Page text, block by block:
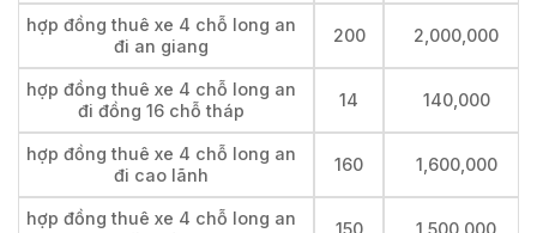
hợp đồng thuê xe 4 chỗ long an
đi an giang
200 2,000,000
hợp đồng thuê xe 4 chỗ long an
đi đồng 16 chỗ tháp
14 140,000
hợp đồng thuê xe 4 chỗ long an
đi cao lãnh
160 1,600,000
hợp đồng thuê xe 4 chỗ long an
150 1,500,000